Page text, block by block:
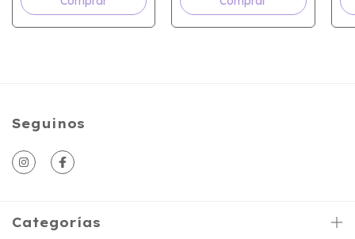
Seguinos
Categorías